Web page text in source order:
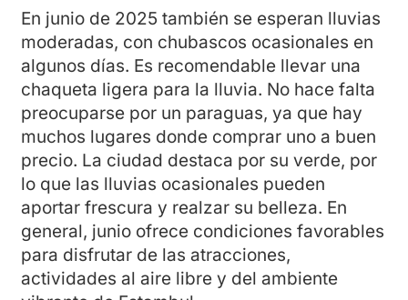
En junio de 2025 también se esperan lluvias
moderadas, con chubascos ocasionales en
algunos días. Es recomendable llevar una
chaqueta ligera para la lluvia. No hace falta
preocuparse por un paraguas, ya que hay
muchos lugares donde comprar uno a buen
precio. La ciudad destaca por su verde, por
lo que las lluvias ocasionales pueden
aportar frescura y realzar su belleza. En
general, junio ofrece condiciones favorables
para disfrutar de las atracciones,
actividades al aire libre y del ambiente